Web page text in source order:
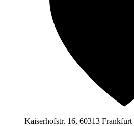
Kaiserhofstr. 16, 60313 Frankfurt